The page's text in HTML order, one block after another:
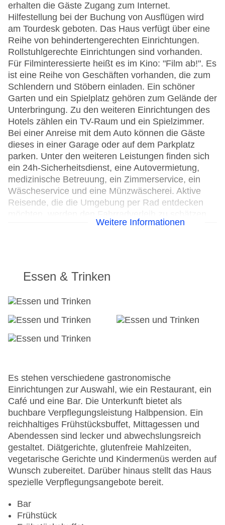
erhalten die Gäste Zugang zum Internet.
Hilfestellung bei der Buchung von Ausflügen wird
am Tourdesk geboten. Das Haus verfügt über eine
Reihe von behindertengerechten Einrichtungen.
Rollstuhlgerechte Einrichtungen sind vorhanden.
Für Filminteressierte heißt es im Kino: "Film ab!". Es
ist eine Reihe von Geschäften vorhanden, die zum
Schlendern und Stöbern einladen. Ein schöner
Garten und ein Spielplatz gehören zum Gelände der
Unterbringung. Zu den weiteren Einrichtungen des
Hotels zählen ein TV-Raum und ein Spielzimmer.
Bei einer Anreise mit dem Auto können die Gäste
dieses in einer Garage oder auf dem Parkplatz
parken. Unter den weiteren Leistungen finden sich
ein 24h-Sicherheitsdienst, eine Autovermietung,
medizinische Betreuung, ein Zimmerservice, ein
Wäscheservice und eine Münzwäscherei. Aktive
Reisende, die die Umgebung per Rad entdecken
wissen. Bei Geschäftlichem hilft das Business-
Parkplatz
Check-in von: 14:00:00
Konferenzraum
Garage
WLAN/WiFi im Hotel
Haustiere
Zimmerservice
Sonnenterrasse
Gesamtanzahl der Zimmer: 44
Pools:Indoor Pool, Outdoor Pool, Sonnenschirme
am Pool, Liegen am Pool
Zahlungsarten: American Express, Diners Club,
EC Maestro, Mastercard, Visa
Landeskategorie: 3 Sterne
Weitere Informationen
Essen & Trinken
Es stehen verschiedene gastronomische
Einrichtungen zur Auswahl, wie ein Restaurant, ein
Café und eine Bar. Die Unterkunft bietet als
buchbare Verpflegungsleistung Halbpension. Ein
reichhaltiges Frühstücksbuffet, Mittagessen und
Abendessen sind lecker und abwechslungsreich
gestaltet. Diätgerichte, glutenfreie Mahlzeiten,
vegetarische Gerichte und Kindermenüs werden auf
Wunsch zubereitet. Darüber hinaus stellt das Haus
spezielle Verpflegungsangebote bereit.
Bar
Frühstück